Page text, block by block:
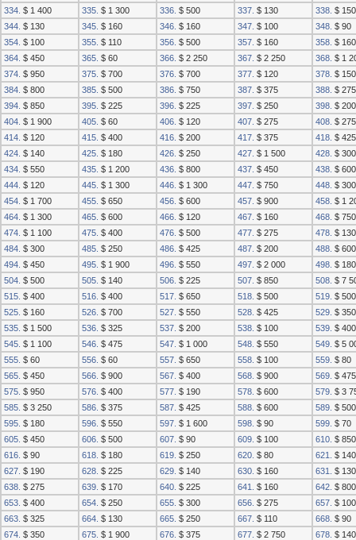
334. $ 1 400 335. $ 1 300 336. $ 500 337. $ 130 338. $ 150
344. $ 130 345. $ 160 346. $ 160 347. $ 100 348. $ 90
354. $ 100 355. $ 110 356. $ 500 357. $ 160 358. $ 160
364. $ 450 365. $ 60 366. $ 2 250 367. $ 2 250 368. $ 1
374. $ 950 375. $ 700 376. $ 700 377. $ 120 378. $ 150
384. $ 800 385. $ 500 386. $ 750 387. $ 375 388. $ 275
394. $ 850 395. $ 225 396. $ 225 397. $ 250 398. $ 200
404. $ 1 900 405. $ 60 406. $ 120 407. $ 275 408. $ 275
414. $ 120 415. $ 400 416. $ 200 417. $ 375 418. $ 425
424. $ 140 425. $ 180 426. $ 250 427. $ 1 500 428. $ 300
434. $ 550 435. $ 1 200 436. $ 800 437. $ 450 438. $ 600
444. $ 120 445. $ 1 300 446. $ 1 300 447. $ 750 448. $ 300
454. $ 1 700 455. $ 650 456. $ 600 457. $ 900 458. $ 1
464. $ 1 300 465. $ 600 466. $ 120 467. $ 160 468. $ 750
474. $ 1 100 475. $ 400 476. $ 500 477. $ 275 478. $ 130
484. $ 300 485. $ 250 486. $ 425 487. $ 200 488. $ 600
494. $ 450 495. $ 1 900 496. $ 550 497. $ 2 000 498. $ 180
504. $ 500 505. $ 140 506. $ 225 507. $ 850 508. $ 7
515. $ 400 516. $ 400 517. $ 650 518. $ 500 519. $ 500
525. $ 160 526. $ 700 527. $ 550 528. $ 425 529. $ 350
535. $ 1 500 536. $ 325 537. $ 200 538. $ 100 539. $ 400
545. $ 1 100 546. $ 475 547. $ 1 000 548. $ 550 549. $ 5
555. $ 60 556. $ 60 557. $ 650 558. $ 100 559. $ 80
565. $ 450 566. $ 900 567. $ 400 568. $ 900 569. $ 475
575. $ 950 576. $ 400 577. $ 190 578. $ 600 579. $ 3
585. $ 3 250 586. $ 375 587. $ 425 588. $ 600 589. $ 500
595. $ 180 596. $ 550 597. $ 1 600 598. $ 90 599. $ 70
605. $ 450 606. $ 500 607. $ 90 609. $ 100 610. $ 850
616. $ 90 618. $ 180 619. $ 250 620. $ 80 621.
$ 140
627. $ 190 628. $ 225 629. $ 140 630. $ 160 631.
$ 130
638. $ 275 639. $ 170 640. $ 225 641. $ 160 642. $ 800
653. $ 400 654. $ 250 655. $ 300 656. $ 275 657. $ 100
663. $ 325 664. $ 130 665. $ 250 667. $ 110 668. $ 90
674. $ 350 675. $ 1 900 676. $ 375 677. $ 2 750 678. $ 140